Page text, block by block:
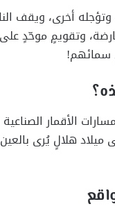
وتؤجله أخرى، ويقف
وتقويمٍ موحّدٍ
سمائهم!
الأقمار الصناعية
ميلاد هلالٍ يُرى